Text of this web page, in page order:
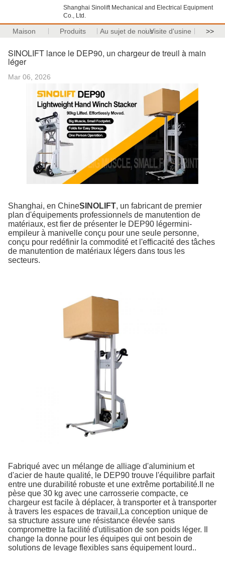
Shanghai Sinolift Mechanical and Electrical Equipment
Co., Ltd.
Maison Produits Au sujet de nousVisite d'usine >>
SINOLIFT lance le DEP90, un chargeur de treuil à main
léger
Mar 06, 2026
Shanghai, en ChineSINOLIFT, un fabricant de premier
plan d'équipements professionnels de manutention de
matériaux, est fier de présenter le DEP90 légermini-
empileur à manivelle conçu pour une seule personne,
conçu pour redéfinir la commodité et l'efficacité des tâches
de manutention de matériaux légers dans tous les
secteurs.
Fabriqué avec un mélange de alliage d'aluminium et
d'acier de haute qualité, le DEP90 trouve l'équilibre parfait
entre une durabilité robuste et une extrême portabilité.Il ne
pèse que 30 kg avec une carrosserie compacte, ce
chargeur est facile à déplacer, à transporter et à transporter
à travers les espaces de travail,La conception unique de
sa structure assure une résistance élevée sans
compromettre la facilité d'utilisation de son poids léger. Il
change la donne pour les équipes qui ont besoin de
solutions de levage flexibles sans équipement lourd..